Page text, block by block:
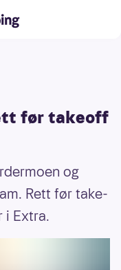
før takeoff
og
Rett før take-
Extra.